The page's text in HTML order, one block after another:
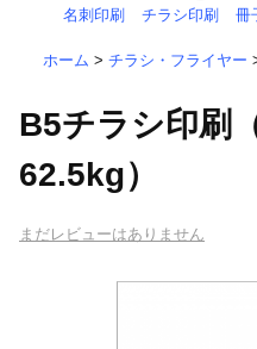
大判・ポスター・横断幕
為書き
名刺印刷 チラシ印刷 冊
ホーム > チラシ・フライヤー
B5チラシ印刷
62.5kg）
まだレビューはありません